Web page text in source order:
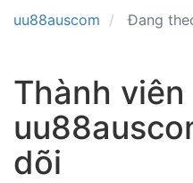
uu88auscom Đang
Thành viên
dõi